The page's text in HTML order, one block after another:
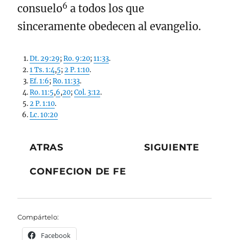
consuelo6 a todos los que
sinceramente obedecen al evangelio.
Dt. 29:29;Ro. 9:20;11:33.
1 Ts. 1:4,5;2 P. 1:10.
Ef. 1:6;Ro. 11:33.
Ro. 11:5,6,20;Col. 3:12.
2 P. 1:10.
Lc. 10:20
ATRAS SIGUIENTE
CONFECION DE FE
Compártelo:
Facebook